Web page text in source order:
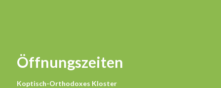
Öffnungszeiten
Koptisch-Orthodoxes Kloster